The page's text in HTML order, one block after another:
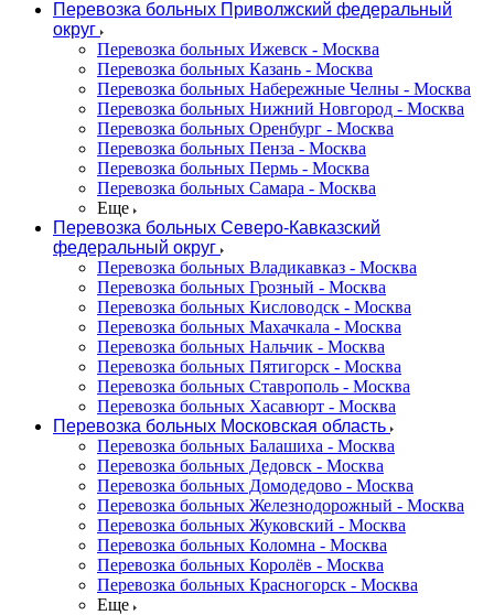
Перевозка больных Приволжский федеральный
округ
Перевозка больных Ижевск - Москва
Перевозка больных Казань - Москва
Перевозка больных Набережные Челны - Москва
Перевозка больных Нижний Новгород - Москва
Перевозка больных Оренбург - Москва
Перевозка больных Пенза - Москва
Перевозка больных Пермь - Москва
Перевозка больных Самара - Москва
Еще
Перевозка больных Северо-Кавказский
федеральный округ
Перевозка больных Владикавказ - Москва
Перевозка больных Грозный - Москва
Перевозка больных Кисловодск - Москва
Перевозка больных Махачкала - Москва
Перевозка больных Нальчик - Москва
Перевозка больных Пятигорск - Москва
Перевозка больных Ставрополь - Москва
Перевозка больных Хасавюрт - Москва
Перевозка больных Московская область
Перевозка больных Балашиха - Москва
Перевозка больных Дедовск - Москва
Перевозка больных Домодедово - Москва
Перевозка больных Железнодорожный - Москва
Перевозка больных Жуковский - Москва
Перевозка больных Коломна - Москва
Перевозка больных Королёв - Москва
Перевозка больных Красногорск - Москва
Еще